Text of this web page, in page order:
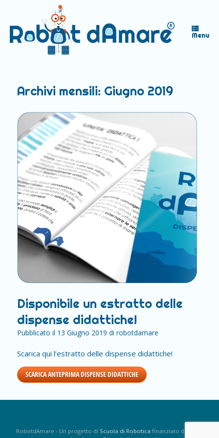
Menu
Archivi mensili: Giugno 2019
Disponibile un estratto delle
dispense didattiche!
Pubblicato il 13 Giugno 2019 di robotdamare
Scarica qui l’estratto delle dispense didattiche!
SCARICA ANTEPRIMA DISPENSE DIDATTICHE
RobotdAmare - Un progetto di Scuola di Robotica finanziato da